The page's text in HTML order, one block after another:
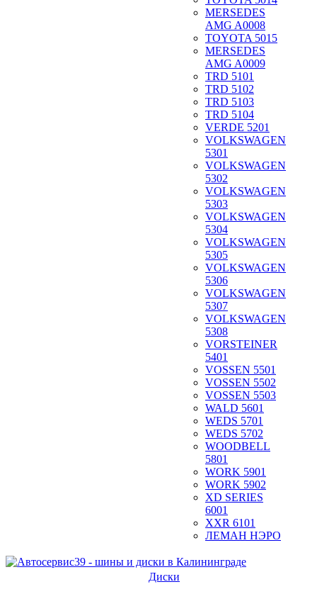
MERSEDES
AMG A0008
TOYOTA 5015
MERSEDES
AMG A0009
TRD 5101
TRD 5102
TRD 5103
TRD 5104
VERDE 5201
VOLKSWAGEN
5301
VOLKSWAGEN
5302
VOLKSWAGEN
5303
VOLKSWAGEN
5304
VOLKSWAGEN
5305
VOLKSWAGEN
5306
VOLKSWAGEN
5307
VOLKSWAGEN
5308
VORSTEINER
5401
VOSSEN 5501
VOSSEN 5502
VOSSEN 5503
WALD 5601
WEDS 5701
WEDS 5702
WOODBELL
5801
WORK 5901
WORK 5902
XD SERIES
6001
XXR 6101
ЛЕМАН НЭРО
Диски